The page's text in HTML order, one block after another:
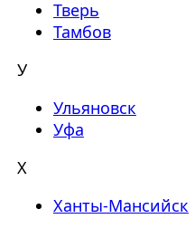
Тверь
Тамбов
У
Ульяновск
Уфа
Х
Ханты-Мансийск